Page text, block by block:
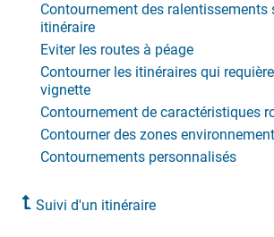
Contournement des ralentissements
itinéraire
Eviter les routes à péage
Contourner les itinéraires qui
vignette
Contournement de caractéristiques
Contourner des zones
Contournements personnalisés
Suivi d'un itinéraire